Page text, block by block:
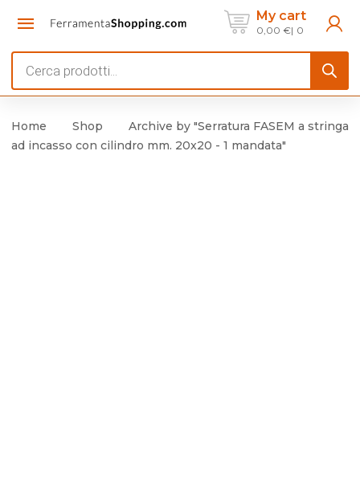
My cart
0,00 € 0
search
Home Shop
Archive by "Serratura FASEM a stringa
ad incasso con cilindro mm. 20x20 - 1 mandata"